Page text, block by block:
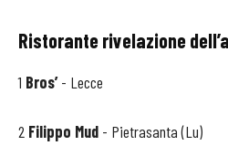
Ristorante rivelazione
1 Bros’- Lecce
2 Filippo Mud - Pietrasanta (Lu)